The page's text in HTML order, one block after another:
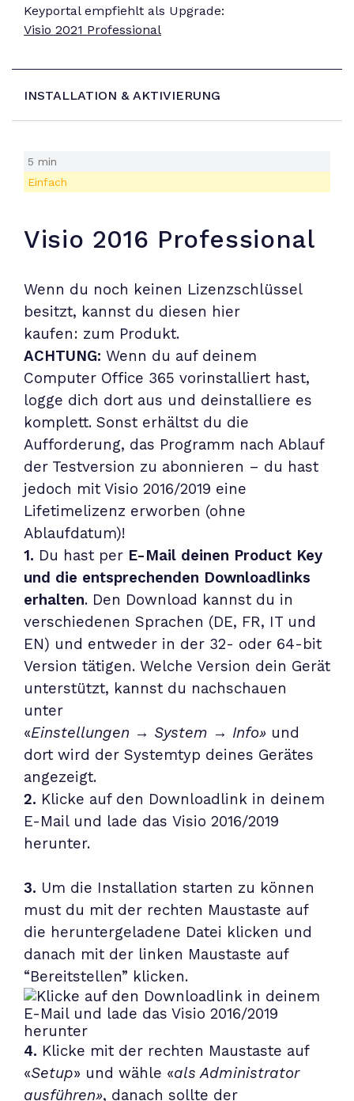
Keyportal empfiehlt als Upgrade:
Visio 2021 Professional
INSTALLATION & AKTIVIERUNG
5 min
Einfach
Visio 2016 Professional
Wenn du noch keinen Lizenzschlüssel
besitzt, kannst du diesen hier
kaufen: zum Produkt.
ACHTUNG: Wenn du auf deinem
Computer Office 365 vorinstalliert hast,
logge dich dort aus und deinstalliere es
komplett. Sonst erhältst du die
Aufforderung, das Programm nach Ablauf
der Testversion zu abonnieren – du hast
jedoch mit Visio 2016/2019 eine
Lifetimelizenz erworben (ohne
Ablaufdatum)!
1. Du hast per E-Mail deinen Product Key
und die entsprechenden Downloadlinks
erhalten. Den Download kannst du in
verschiedenen Sprachen (DE, FR, IT und
EN) und entweder in der 32- oder 64-bit
Version tätigen. Welche Version dein Gerät
unterstützt, kannst du nachschauen
unter
«Einstellungen → System → Info» und
dort wird der Systemtyp deines Gerätes
angezeigt.
2. Klicke auf den Downloadlink in deinem
E-Mail und lade das Visio 2016/2019
herunter.
3. Um die Installation starten zu können
must du mit der rechten Maustaste auf
die heruntergeladene Datei klicken und
danach mit der linken Maustaste auf
“Bereitstellen” klicken.
4. Klicke mit der rechten Maustaste auf
«Setup» und wähle «als Administrator
ausführen», danach sollte der